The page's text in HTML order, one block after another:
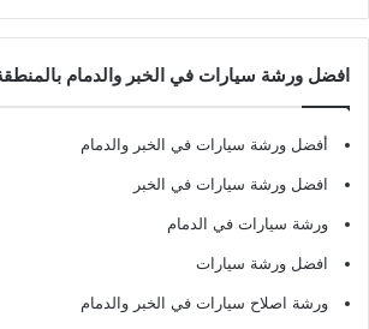
افضل ورشة سيارات في الخبر والدمام
أفضل ورشة سيارات في الخبر والدمام
افضل ورشة سيارات في الخبر
ورشة سيارات في الدمام
افضل ورشة سيارات
ورشة اصلاح سيارات في الخبر والدمام